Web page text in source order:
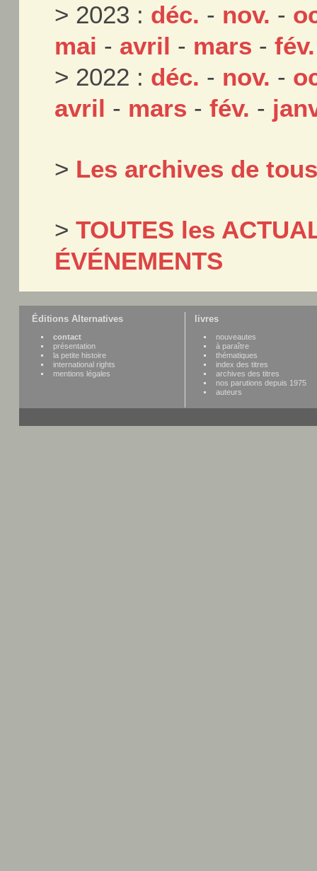
> 2023 : déc. - nov. -
mai - avril - mars -fév.
> 2022 : déc. - nov. -
avril - mars -fév. -
> Les archives de
>TOUTES les
ÉVÉNEMENTS
Éditions Alternatives
contact
présentation
la petite histoire
international rights
mentions légales
livres
nouveautes
à paraître
thématiques
index des titres
archives des titres
nos parutions depuis 1975
auteurs